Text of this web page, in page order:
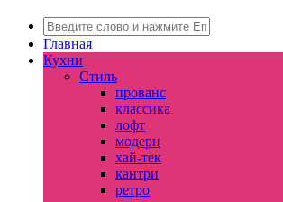
Главная
Кухни
Стиль
прованс
классика
лофт
модерн
хай-тек
кантри
ретро